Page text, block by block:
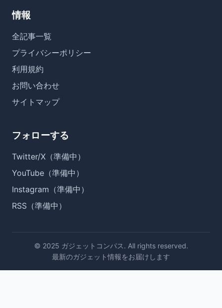
情報
全記事一覧
プライバシーポリシー
利用規約
お問い合わせ
サイトマップ
フォローする
Twitter/X（準備中）
YouTube（準備中）
Instagram（準備中）
RSS（準備中）
© 2025 ガジェットコンパス. All rights reserved.
最新のガジェット情報をお届けします